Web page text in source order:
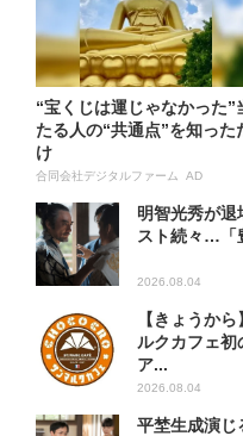
“宝くじは運じゃなかった”
たる人の“共通点”を知った
け
合同会社デジタルファーム AD
明智光秀が
スト続々…「
2026.08.04
【きょうか
ルクカフェ初
ア...
2026.08.04
平埜生成演じ